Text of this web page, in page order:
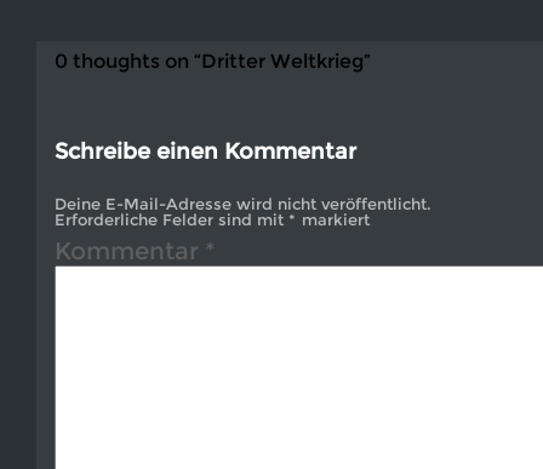
0 thoughts on “Dritter Weltkrieg”
Schreibe einen Kommentar
Deine E-Mail-Adresse wird nicht veröffentlicht.
Erforderliche Felder sind mit * markiert
Kommentar *